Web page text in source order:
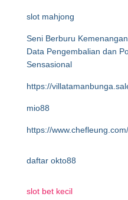
slot mahjong
Seni Berburu
Data Pengembalian dan
Sensasional
https://
mio88
https://
daftar okto88
slot bet kecil